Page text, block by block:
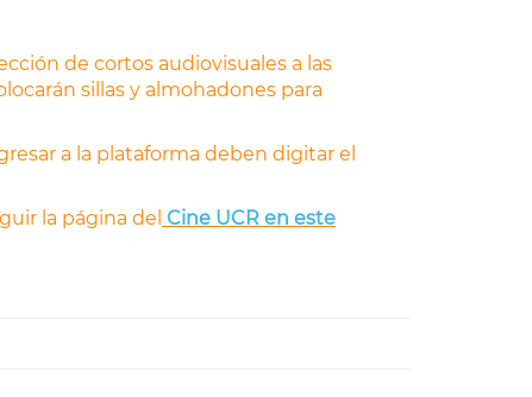
de cortos audiovisuales a las
sillas y almohadones para
a la plataforma deben digitar el
la página del Cine UCR en este